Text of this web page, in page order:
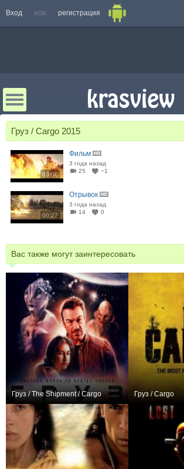
Вход или регистрация
Груз / Cargo 2015
03:06
Фильм
3 года назад
25
−1
00:27
Отрывок
3 года назад
14
0
Вас также могут заинтересовать
Груз / The Shipment / Cargo Груз / Cargo